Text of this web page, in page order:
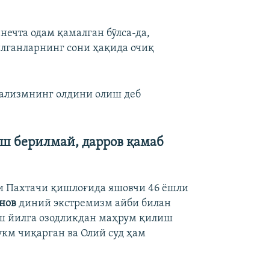
одам қамалган бўлса-да,
сони ҳақида очиқ
олдини олиш деб
берилмай, дарров қамаб
Пахтачи қишлоғида яшовчи 46 ёшли
диний экстремизм айби билан
йилга озодликдан маҳрум қилиш
чиқарган ва Олий суд ҳам